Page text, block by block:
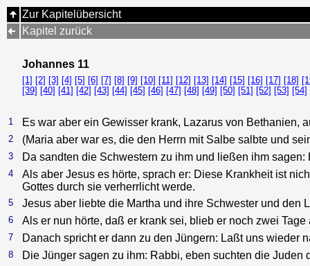
Zur Kapitelübersicht
Kapitel zurück
Johannes 11
[1] [2] [3] [4] [5] [6] [7] [8] [9] [10] [11] [12] [13] [14] [15] [16] [17] [18]
[39] [40] [41] [42] [43] [44] [45] [46] [47] [48] [49] [50] [51] [52] [53] [54]
1 Es war aber ein Gewisser krank, Lazarus von Bethanien,
2 (Maria aber war es, die den Herrn mit Salbe salbte und
3 Da sandten die Schwestern zu ihm und ließen ihm sagen:
4
Als aber Jesus es hörte, sprach er: Diese Krankheit ist
Gottes durch sie verherrlicht werde.
5 Jesus aber liebte die Martha und ihre Schwester und den
6 Als er nun hörte, daß er krank sei, blieb er noch zwei Tage
7 Danach spricht er dann zu den Jüngern: Laßt uns wieder
8 Die Jünger sagen zu ihm: Rabbi, eben suchten die